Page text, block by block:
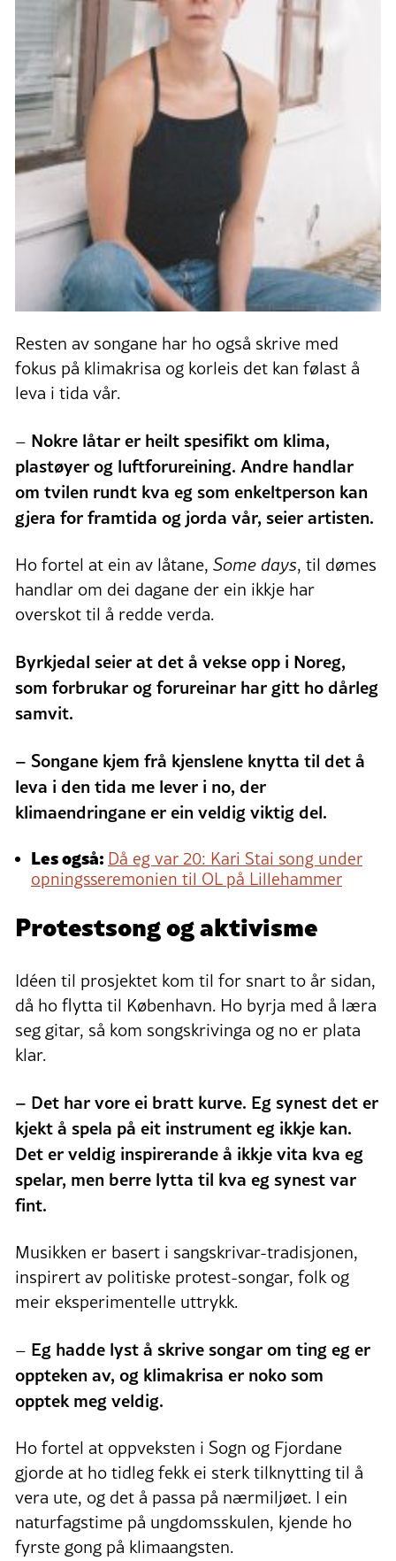
Resten av songane har ho også skrive med
fokus på klimakrisa og korleis det kan følast å
leva i tida vår.
– Nokre låtar er heilt spesifikt om klima,
plastøyer og luftforureining. Andre handlar
om tvilen rundt kva eg som enkeltperson kan
gjera for framtida og jorda vår, seier artisten.
Ho fortel at ein av låtane, Some days, til dømes
handlar om dei dagane der ein ikkje har
overskot til å redde verda.
Byrkjedal seier at det å vekse opp i Noreg,
som forbrukar og forureinar har gitt ho dårleg
samvit.
– Songane kjem frå kjenslene knytta til det å
leva i den tida me lever i no, der
klimaendringane er ein veldig viktig del.
Les også: Då eg var 20: Kari Stai song under
opningsseremonien til OL på Lillehammer
Protestsong og aktivisme
Idéen til prosjektet kom til for snart to år sidan,
då ho flytta til København. Ho byrja med å læra
seg gitar, så kom songskrivinga og no er plata
klar.
– Det har vore ei bratt kurve. Eg synest det er
kjekt å spela på eit instrument eg ikkje kan.
Det er veldig inspirerande å ikkje vita kva eg
spelar, men berre lytta til kva eg synest var
fint.
Musikken er basert i sangskrivar-tradisjonen,
inspirert av politiske protest-songar, folk og
meir eksperimentelle uttrykk.
– Eg hadde lyst å skrive songar om ting eg er
oppteken av, og klimakrisa er noko som
opptek meg veldig.
Ho fortel at oppveksten i Sogn og Fjordane
gjorde at ho tidleg fekk ei sterk tilknytting til å
vera ute, og det å passa på nærmiljøet. I ein
naturfagstime på ungdomsskulen, kjende ho
fyrste gong på klimaangsten.